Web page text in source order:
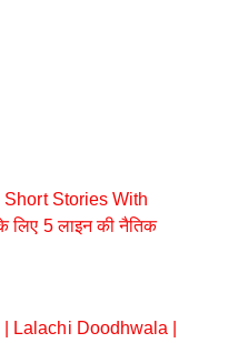
Short Stories With
लिए 5 लाइन की नैतिक
| Lalachi Doodhwala |